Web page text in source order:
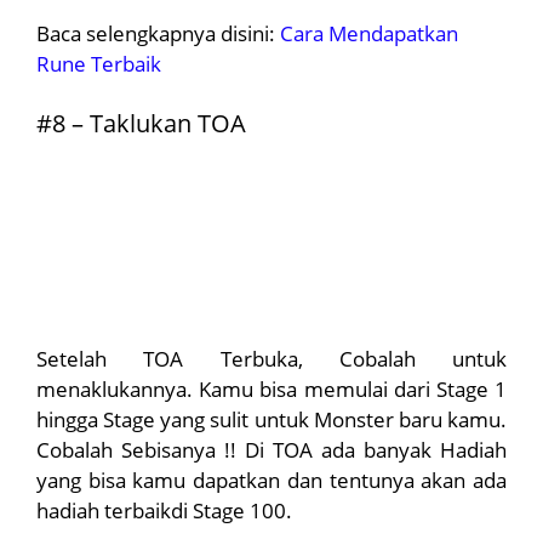
Baca selengkapnya disini: Cara Mendapatkan
Rune Terbaik
#8 – Taklukan TOA
Setelah TOA Terbuka, Cobalah untuk
menaklukannya. Kamu bisa memulai dari Stage 1
hingga Stage yang sulit untuk Monster baru kamu.
Cobalah Sebisanya !! Di TOA ada banyak Hadiah
yang bisa kamu dapatkan dan tentunya akan ada
hadiah terbaikdi Stage 100.